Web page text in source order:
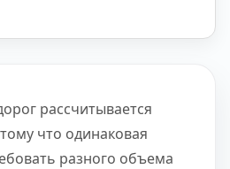
рассчитывается
что одинаковая
разного объема